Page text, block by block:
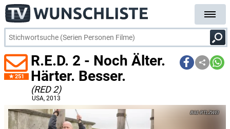
251
R.E.D. 2 - Noch Älter.
Härter. Besser.
(RED 2)
USA, 2013
RTLZWEI